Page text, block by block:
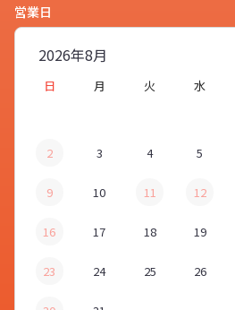
営業日
8月
2026年
日 月 火 水
2 3 4 5
9 10 11 12
16 17 18 19
23 24 25 26